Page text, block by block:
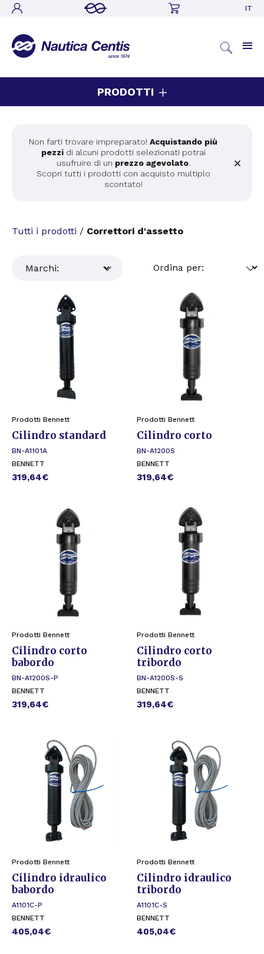
IT
PRODOTTI
Non farti trovare impreparato! Acquistando più
pezzidi alcuni prodotti selezionati potrai
usufruire di un prezzo agevolato.
Scopri tutti i prodotti con acquisto multiplo
scontato!
Tutti i prodotti / Correttori d'assetto
Prodotti Bennett
Cilindro standard
BN-A1101A
BENNETT
319,64€
Prodotti Bennett
Cilindro corto
BN-A1200S
BENNETT
319,64€
Prodotti Bennett
Cilindro corto
babordo
BN-A1200S-P
BENNETT
319,64€
Prodotti Bennett
Cilindro corto
tribordo
BN-A1200S-S
BENNETT
319,64€
Prodotti Bennett
Cilindro idraulico
babordo
A1101C-P
BENNETT
405,04€
Prodotti Bennett
Cilindro idraulico
tribordo
A1101C-S
BENNETT
405,04€